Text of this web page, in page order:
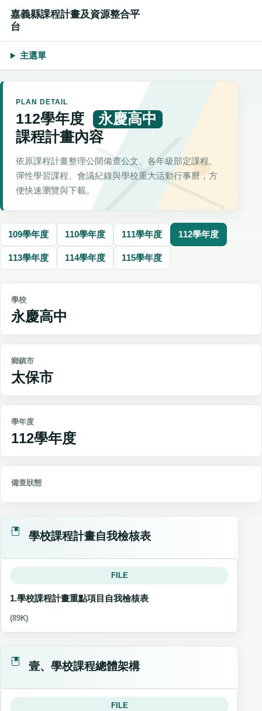
嘉義縣課程計畫及資源整合平
台
主選單
PLAN DETAIL
112學年度
永慶高中
課程計畫內容
依原課程計畫整理公開備查公文、各年級部定課程、
彈性學習課程、會議紀錄與學校重大活動行事曆，方
便快速瀏覽與下載。
109學年度 110學年度 111學年度 112學年度
113學年度 114學年度 115學年度
學校
永慶高中
鄉鎮市
太保市
學年度
112學年度
備查狀態
學校課程計畫自我檢核表
FILE
1.學校課程計畫重點項目自我檢核表
(89K)
壹、學校課程總體架構
FILE